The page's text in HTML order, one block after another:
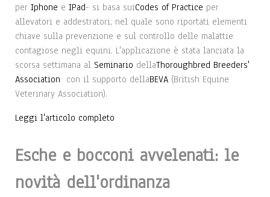
per Iphone e IPad- si basa suiCodes of Practice per
allevatori e addestratori, nel quale sono riportati elementi
chiave sulla prevenzione e sul controllo delle malattie
contagiose negli equini. L'applicazione è stata lanciata la
scorsa settimana al Seminario dellaThoroughbred Breeders'
Association con il supporto dellaBEVA (British Equine
Veterinary Association).
Leggi l'articolo completo
Esche e bocconi avvelenati: le
novità dell'ordinanza